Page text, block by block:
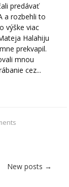
predávať
a rozbehli to
výške viac
Halahiju
prekvapil.
mnou
cez...
New posts →